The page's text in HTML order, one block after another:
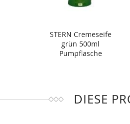
STERN Cremeseife
grün 500ml
Pumpflasche
DIESE